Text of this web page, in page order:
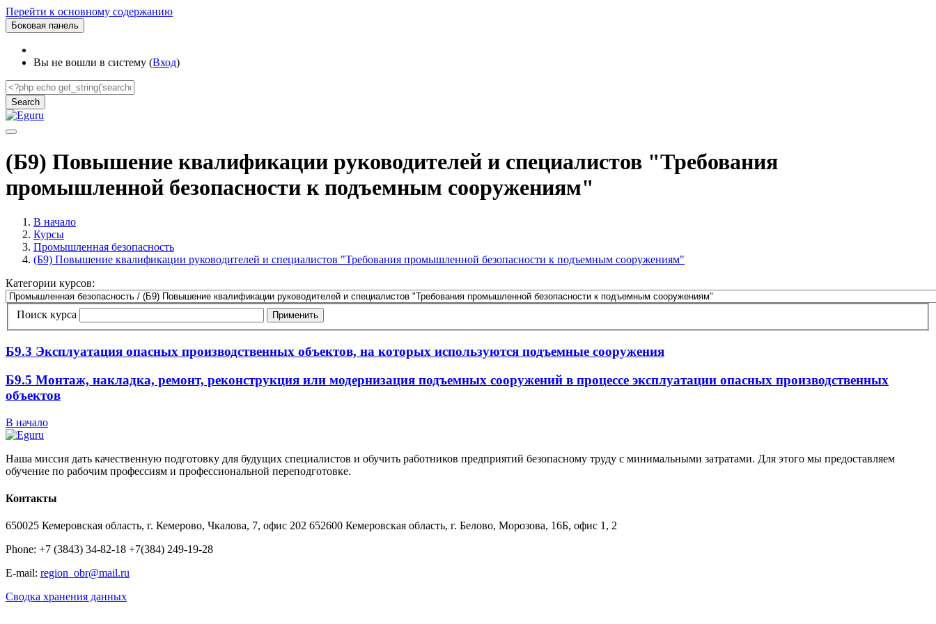
Перейти к основному содержанию
Боковая панель
Вы не вошли в систему (Вход)
(Б9) Повышение квалификации руководителей и специалистов "Требования
промышленной безопасности к подъемным сооружениям"
В начало
Курсы
Промышленная безопасность
(Б9) Повышение квалификации руководителей и специалистов "Требования промышленной безопасности к подъемным сооружениям"
Категории курсов:
Поиск курса Применить
Б9.3 Эксплуатация опасных производственных объектов, на которых используются подъемные сооружения
Б9.5 Монтаж, накладка, ремонт, реконструкция или модернизация подъемных сооружений в процессе эксплуатации опасных производственных
объектов
В начало
Наша миссия дать качественную подготовку для будущих специалистов и обучить работников предприятий безопасному труду с минимальными затратами. Для этого мы предоставляем
обучение по рабочим профессиям и профессиональной переподготовке.
Контакты
650025 Кемеровская область, г. Кемерово, Чкалова, 7, офис 202 652600 Кемеровская область, г. Белово, Морозова, 16Б, офис 1, 2
Phone: +7 (3843) 34-82-18 +7(384) 249-19-28
E-mail: region_obr@mail.ru
Сводка хранения данных